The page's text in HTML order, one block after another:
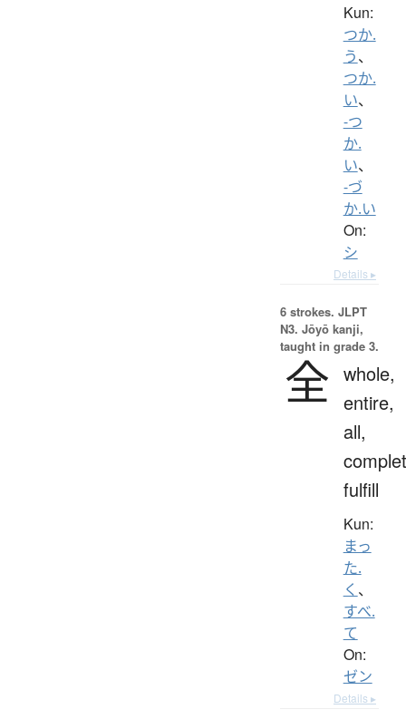
Kun:
つか.
う、
つか.
い、
-つ
か.
い、
-づ
か.い
On:
シ
Details ▸
6 strokes. JLPT
N3. Jōyō kanji,
taught in grade 3.
全 whole,
entire,
all,
fulfill
Kun:
まっ
た.
く 、
すべ.
て
On:
ゼン
Details ▸